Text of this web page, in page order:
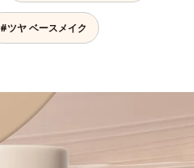
#ツヤ ベースメイク